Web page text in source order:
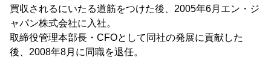
買収されるにいたる道筋をつけた後、2005年6月エン・ジ
ャパン株式会社に入社。
取締役管理本部長・CFOとして同社の発展に貢献した
後、2008年8月に同職を退任。